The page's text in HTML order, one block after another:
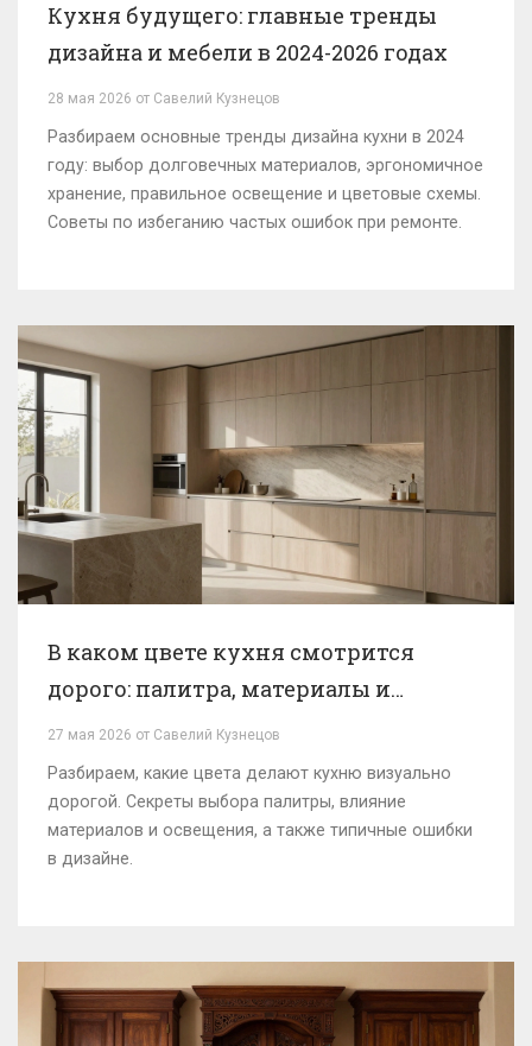
Кухня будущего: главные тренды
дизайна и мебели в 2024-2026 годах
28 мая 2026 от Савелий Кузнецов
Разбираем основные тренды дизайна кухни в 2024
году: выбор долговечных материалов, эргономичное
хранение, правильное освещение и цветовые схемы.
Советы по избеганию частых ошибок при ремонте.
В каком цвете кухня смотрится
дорого: палитра, материалы и
ошибки
27 мая 2026 от Савелий Кузнецов
Разбираем, какие цвета делают кухню визуально
дорогой. Секреты выбора палитры, влияние
материалов и освещения, а также типичные ошибки
в дизайне.